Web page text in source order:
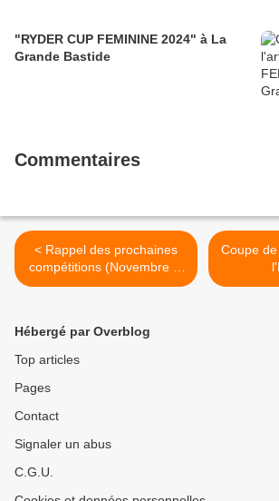
"RYDER CUP FEMININE 2024" à La
Grande Bastide
Commentaires
< Rappel des prochaines
compétitions (Novembre et
Décembre)
Coupe
Hébergé par Overblog
Top articles
Pages
Contact
Signaler un abus
C.G.U.